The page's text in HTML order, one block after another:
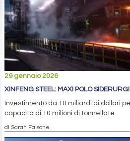
29 gennaio 2026
XINFENG STEEL: MAXI POLO
Investimento da 10 miliardi di dollari
capacità di 10 milioni di tonnellate
di Sarah Falsone